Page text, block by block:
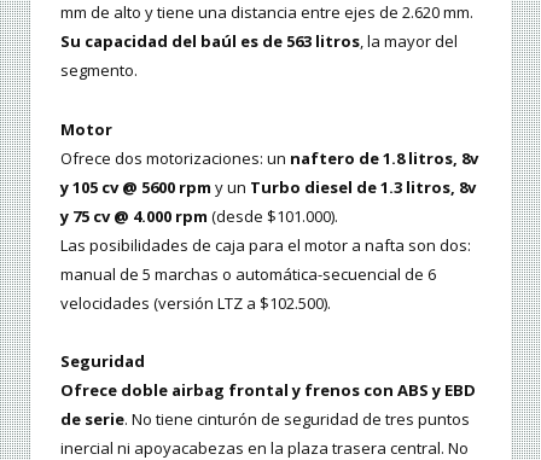
mm de alto y tiene una distancia entre ejes de 2.620 mm.
Su capacidad del baúl es de 563 litros, la mayor del
segmento.
Motor
Ofrece dos motorizaciones: un naftero de 1.8 litros, 8v
y 105 cv @ 5600 rpm y un Turbo diesel de 1.3 litros, 8v
y 75 cv @ 4.000 rpm (desde $101.000).
Las posibilidades de caja para el motor a nafta son dos:
manual de 5 marchas o automática-secuencial de 6
velocidades (versión LTZ a $102.500).
Seguridad
Ofrece doble airbag frontal y frenos con ABS y EBD
de serie. No tiene cinturón de seguridad de tres puntos
inercial ni apoyacabezas en la plaza trasera central. No